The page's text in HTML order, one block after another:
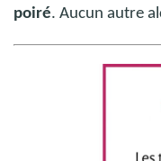
poiré. Aucun autre